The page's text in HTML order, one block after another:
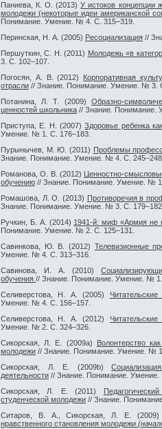
Паниева, К. О. (2013)У истоков концепции
молодежи (некоторые идеи американской
Понимание. Умение. № 4. С. 315–319.
Перинская, Н. А. (2005) Ресоциализация //
Першуткин, С. Н. (2011) Молодежь «в
3. С. 102–107.
Погосян, А. В. (2012)
Корпоративная
отрасли // Знание. Понимание. Умение. № 3.
Потанина, Л. Т. (2009) Образно-
ценностей школьника // Знание. Понимание.
Приступа, Е. Н. (2007)Здоровье ребенка
Умение. № 1. С. 176–183.
Пурынычев, М. Ю. (2011) Проблемы
Знание. Понимание. Умение. № 4. С.
Романова, О. В. (2012)
Ценностно-
обучению // Знание. Понимание. Умение. №
Ромашова, Л. О. (2013) Противоречия в
Знание. Понимание. Умение. № 3. С.
Ручкин, Б. А. (2014) 1941-й: миф «Армия не
Понимание. Умение. № 2. С. 125–131.
Савинкова, Ю. В. (2012) Телевизионные
Умение. № 4. С. 313–316.
Савинова, И. А. (2010)
обучения // Знание. Понимание. Умение. №
Селиверстова, Н. А. (2005)
Умение. № 4. С. 156–157.
Селиверстова, Н. А. (2012)
Умение. № 2. С. 324–326.
Сикорская, Л. Е. (2009a)
Волонтерство
молодежи // Знание. Понимание. Умение. №
Сикорская, Л. Е. (2009b)
деятельности // Знание. Понимание.
Сикорская, Л. Е. (2011)
студенческой молодежи // Знание.
Ситаров, В. А., Сикорская, Л. Е.
нравственного становления молодежи